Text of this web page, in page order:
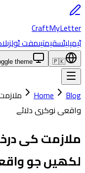
CraftMyLetter
ٹیمپلیٹسقیمتیںمفت ٹولز
🇵🇰
theme
Home Blog
واقعی نوکری دلائے
ملازمت کی
لکھیں جو